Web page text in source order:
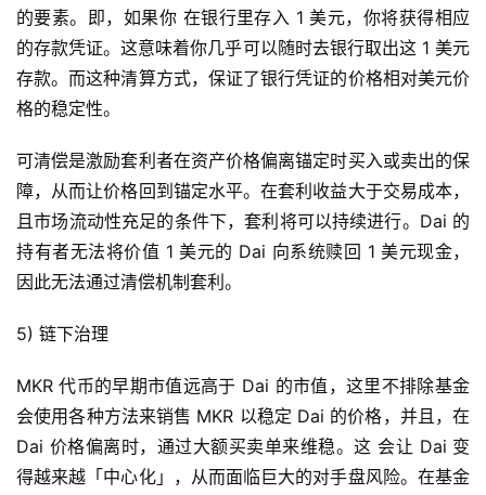
的要素。即，如果你 在银行里存入 1 美元，你将获得相应
的存款凭证。这意味着你几乎可以随时去银行取出这 1 美元
存款。而这种清算方式，保证了银行凭证的价格相对美元价
格的稳定性。
可清偿是激励套利者在资产价格偏离锚定时买入或卖出的保
障，从而让价格回到锚定水平。在套利收益大于交易成本，
且市场流动性充足的条件下，套利将可以持续进行。Dai 的
持有者无法将价值 1 美元的 Dai 向系统赎回 1 美元现金，
因此无法通过清偿机制套利。
5) 链下治理
MKR 代币的早期市值远高于 Dai 的市值，这里不排除基金
会使用各种方法来销售 MKR 以稳定 Dai 的价格，并且，在
Dai 价格偏离时，通过大额买卖单来维稳。这 会让 Dai 变
得越来越「中心化」，从而面临巨大的对手盘风险。在基金